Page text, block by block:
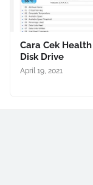
Cara Cek
Disk Drive
April 19, 2021